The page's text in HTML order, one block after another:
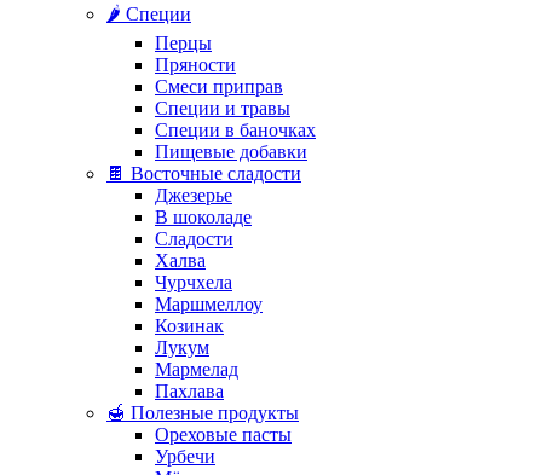
🌶️ Специи
Перцы
Пряности
Смеси приправ
Специи и травы
Специи в баночках
Пищевые добавки
🍫 Восточные сладости
Джезерье
В шоколаде
Сладости
Халва
Чурчхела
Маршмеллоу
Козинак
Лукум
Мармелад
Пахлава
🍯 Полезные продукты
Ореховые пасты
Урбечи